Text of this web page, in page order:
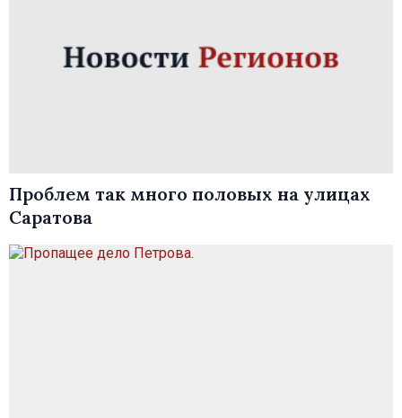
Проблем так много половых на улицах
Саратова